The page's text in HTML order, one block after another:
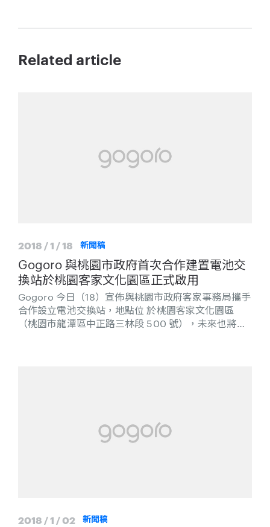
Related article
2018 / 1 / 18 新聞稿
Gogoro 與桃園市政府首次合作建置電池交
換站於桃園客家文化園區正式啟用
Gogoro 今日（18）宣佈與桃園市政府客家事務局攜手
合作設立電池交換站，地點位 於桃園客家文化園區
（桃園市龍潭區中正路三林段 500 號），未來也將會
2018 / 1 / 02 新聞稿